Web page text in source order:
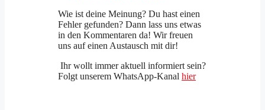
Wie ist deine Meinung? Du hast einen
Fehler gefunden? Dann lass uns etwas
in den Kommentaren da! Wir freuen
uns auf einen Austausch mit dir!
Ihr wollt immer aktuell informiert sein?
Folgt unserem WhatsApp-Kanal hier